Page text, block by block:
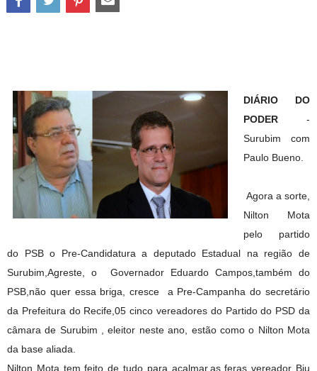
DIÁRIO DO
PODER -
Surubim com
Paulo Bueno.
Agora a sorte,
Nilton Mota
pelo partido
do PSB o Pre-Candidatura a deputado Estadual na região de
Surubim,Agreste, o Governador Eduardo Campos,também do
PSB,não quer essa briga, cresce a Pre-Campanha do secretário
da Prefeitura do Recife,05 cinco vereadores do Partido do PSD da
câmara de Surubim , eleitor neste ano, estão como o Nilton Mota
da base aliada.
Nilton Mota tem feito de tudo para acalmar,as feras vereador Biu